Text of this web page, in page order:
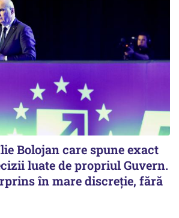
Bolojan care spune exact
luate de propriul Guvern.
în mare discreție, fără